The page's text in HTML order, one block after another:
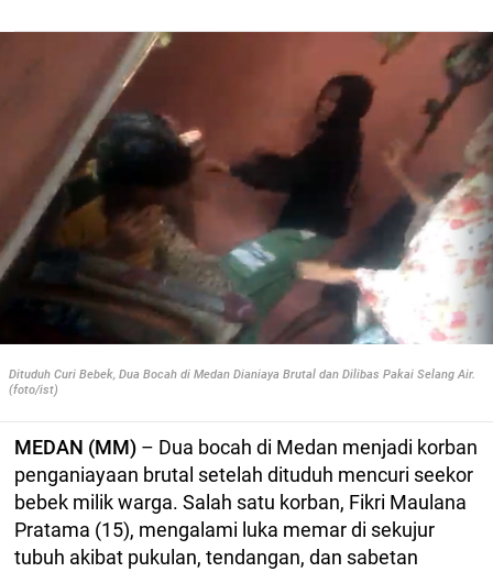
Dituduh Curi Bebek, Dua Bocah di Medan Dianiaya Brutal dan Dilibas Pakai Selang Air.
(foto/ist)
MEDAN (MM) – Dua bocah di Medan menjadi korban
penganiayaan brutal setelah dituduh mencuri seekor
bebek milik warga. Salah satu korban, Fikri Maulana
Pratama (15), mengalami luka memar di sekujur
tubuh akibat pukulan, tendangan, dan sabetan